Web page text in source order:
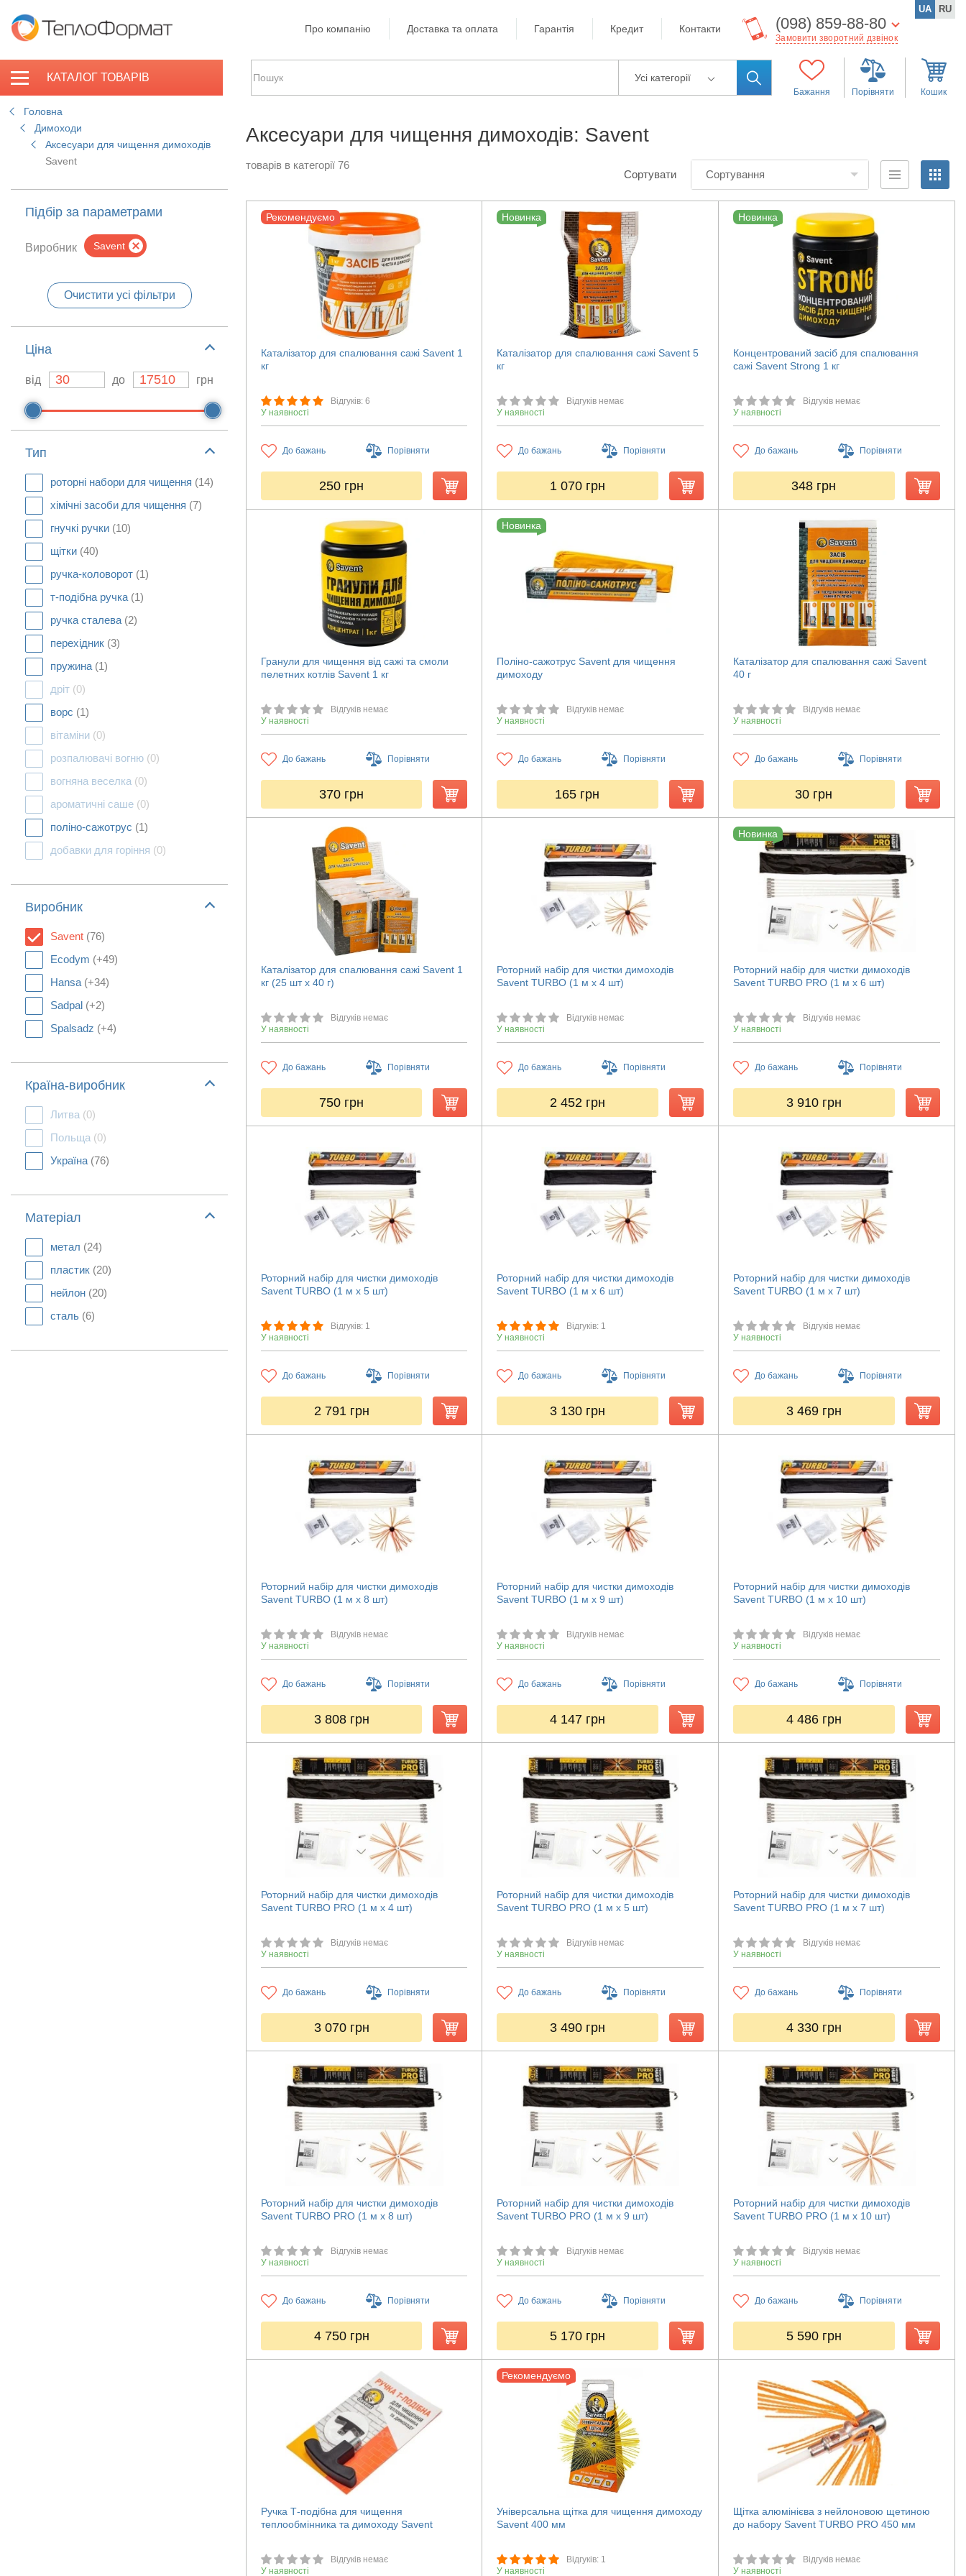
Про компанію Доставка та оплата Гарантія Кредит Контакти (098) 859-88-80
Замовити зворотний дзвінок
UA RU
КАТАЛОГ ТОВАРІВ Усі категорії
Бажання Порівняти Кошик
Головна
Димоходи
Аксесуари для чищення димоходів
Savent
Підбір за параметрами
Виробник Savent
Очистити усі фільтри
Ціна
від до грн
Тип
роторні набори для чищення (14)
хімічні засоби для чищення (7)
гнучкі ручки (10)
щітки (40)
ручка-коловорот (1)
т-подібна ручка (1)
ручка сталева (2)
перехідник (3)
пружина (1)
дріт (0)
ворс (1)
вітаміни (0)
розпалювачі вогню (0)
вогняна веселка (0)
ароматичні саше (0)
поліно-сажотрус (1)
добавки для горіння (0)
Виробник
Savent (76)
Ecodym (+49)
Hansa (+34)
Sadpal (+2)
Spalsadz (+4)
Країна-виробник
Литва (0)
Польща (0)
Україна (76)
Матеріал
метал (24)
пластик (20)
нейлон (20)
сталь (6)
Аксесуари для чищення димоходів: Savent
товарів в категорії 76
Сортувати Сортування
Рекомендуємо
Каталізатор для спалювання сажі Savent 1
кг
Відгуків: 6
У наявності
До бажань Порівняти
250 грн
Новинка
Каталізатор для спалювання сажі Savent 5
кг
Відгуків немає
У наявності
До бажань Порівняти
1 070 грн
Новинка
Концентрований засіб для спалювання
сажі Savent Strong 1 кг
Відгуків немає
У наявності
До бажань Порівняти
348 грн
Гранули для чищення від сажі та смоли
пелетних котлів Savent 1 кг
Відгуків немає
У наявності
До бажань Порівняти
370 грн
Новинка
Поліно-сажотрус Savent для чищення
димоходу
Відгуків немає
У наявності
До бажань Порівняти
165 грн
Каталізатор для спалювання сажі Savent
40 г
Відгуків немає
У наявності
До бажань Порівняти
30 грн
Каталізатор для спалювання сажі Savent 1
кг (25 шт х 40 г)
Відгуків немає
У наявності
До бажань Порівняти
750 грн
Роторний набір для чистки димоходів
Savent TURBO (1 м х 4 шт)
Відгуків немає
У наявності
До бажань Порівняти
2 452 грн
Новинка
Роторний набір для чистки димоходів
Savent TURBO PRO (1 м х 6 шт)
Відгуків немає
У наявності
До бажань Порівняти
3 910 грн
Роторний набір для чистки димоходів
Savent TURBO (1 м х 5 шт)
Відгуків: 1
У наявності
До бажань Порівняти
2 791 грн
Роторний набір для чистки димоходів
Savent TURBO (1 м х 6 шт)
Відгуків: 1
У наявності
До бажань Порівняти
3 130 грн
Роторний набір для чистки димоходів
Savent TURBO (1 м х 7 шт)
Відгуків немає
У наявності
До бажань Порівняти
3 469 грн
Роторний набір для чистки димоходів
Savent TURBO (1 м х 8 шт)
Відгуків немає
У наявності
До бажань Порівняти
3 808 грн
Роторний набір для чистки димоходів
Savent TURBO (1 м х 9 шт)
Відгуків немає
У наявності
До бажань Порівняти
4 147 грн
Роторний набір для чистки димоходів
Savent TURBO (1 м х 10 шт)
Відгуків немає
У наявності
До бажань Порівняти
4 486 грн
Роторний набір для чистки димоходів
Savent TURBO PRO (1 м х 4 шт)
Відгуків немає
У наявності
До бажань Порівняти
3 070 грн
Роторний набір для чистки димоходів
Savent TURBO PRO (1 м х 5 шт)
Відгуків немає
У наявності
До бажань Порівняти
3 490 грн
Роторний набір для чистки димоходів
Savent TURBO PRO (1 м х 7 шт)
Відгуків немає
У наявності
До бажань Порівняти
4 330 грн
Роторний набір для чистки димоходів
Savent TURBO PRO (1 м х 8 шт)
Відгуків немає
У наявності
До бажань Порівняти
4 750 грн
Роторний набір для чистки димоходів
Savent TURBO PRO (1 м х 9 шт)
Відгуків немає
У наявності
До бажань Порівняти
5 170 грн
Роторний набір для чистки димоходів
Savent TURBO PRO (1 м х 10 шт)
Відгуків немає
У наявності
До бажань Порівняти
5 590 грн
Ручка Т-подібна для чищення
теплообмінника та димоходу Savent
Відгуків немає
У наявності
Рекомендуємо
Універсальна щітка для чищення димоходу
Savent 400 мм
Відгуків: 1
У наявності
Щітка алюмінієва з нейлоновою щетиною
до набору Savent TURBO PRO 450 мм
Відгуків немає
У наявності